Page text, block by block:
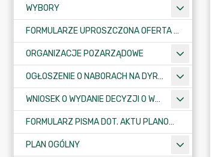
WYBORY
FORMULARZE UPROSZCZONA OFERTA WYKONANIA ZADANIA PUBLICZNEGO
ORGANIZACJE POZARZĄDOWE
OGŁOSZENIE O NABORACH NA DYREKTORÓW PLACÓWEK OŚWIATOWYCH
WNIOSEK O WYDANIE DECYZJI O WARUNKACH ZABUDOWY/O USTALENIE INWESTYCJI CELU PUBLICZNEGO
FORMULARZ PISMA DOT. AKTU PLANOWANIA PRZESTRZENNEGO
PLAN OGÓLNY